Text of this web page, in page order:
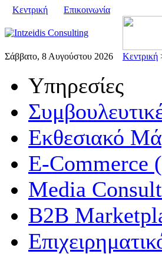
Κεντρική Επικοινωνία
Σάββατο, 8 Αυγούστου 2026 Κεντρική
Υπηρεσίες
Εκθεσιακό
E-Commerce
Media
B2B